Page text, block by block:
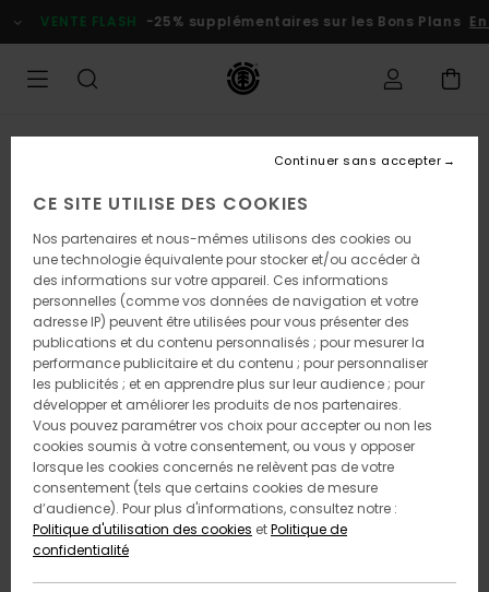
l'information
VENTE FLASH -25% supplémentaires sur les Bons Plans
CE SITE UTILISE DES COOKIES
Nos partenaires et nous-mêmes utilisons des cookies ou
une technologie équivalente pour stocker et/ou accéder à
des informations sur votre appareil. Ces informations
personnelles (comme vos données de navigation et votre
adresse IP) peuvent être utilisées pour vous présenter des
publications et du contenu personnalisés ; pour mesurer la
performance publicitaire et du contenu ; pour personnaliser
les publicités ; et en apprendre plus sur leur audience ; pour
développer et améliorer les produits de nos partenaires.
Vous pouvez paramétrer vos choix pour accepter ou non les
cookies soumis à votre consentement, ou vous y opposer
lorsque les cookies concernés ne relèvent pas de votre
consentement (tels que certains cookies de mesure
d’audience). Pour plus d'informations, consultez notre :
Politique d'utilisation des cookies etPolitique de
confidentialité
Continuer sans accepter